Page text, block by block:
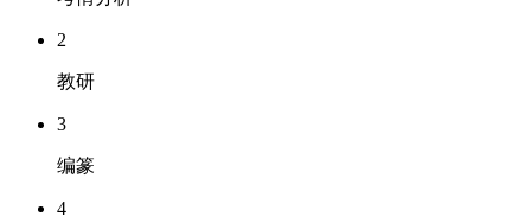
2
教研
3
编篆
4